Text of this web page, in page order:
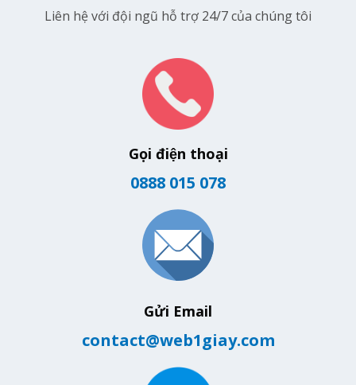
Liên hệ với đội ngũ hỗ trợ 24/7 của chúng tôi
Gọi điện thoại
0888 015 078
Gửi Email
contact@web1giay.com